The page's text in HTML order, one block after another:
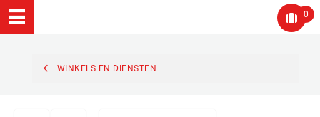
0
WINKELS EN DIENSTEN